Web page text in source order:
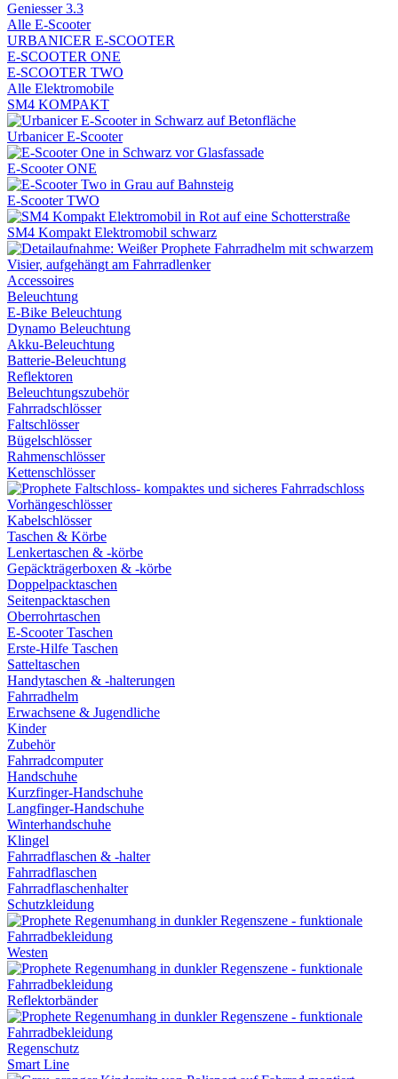
Geniesser 3.3
Alle E-Scooter
URBANICER E-SCOOTER
E-SCOOTER ONE
E-SCOOTER TWO
Alle Elektromobile
SM4 KOMPAKT
Urbanicer E-Scooter
E-Scooter ONE
E-Scooter TWO
SM4 Kompakt Elektromobil schwarz
Accessoires
Beleuchtung
E-Bike Beleuchtung
Dynamo Beleuchtung
Akku-Beleuchtung
Batterie-Beleuchtung
Reflektoren
Beleuchtungszubehör
Fahrradschlösser
Faltschlösser
Bügelschlösser
Rahmenschlösser
Kettenschlösser
Vorhängeschlösser
Kabelschlösser
Taschen & Körbe
Lenkertaschen & -körbe
Gepäckträgerboxen & -körbe
Doppelpacktaschen
Seitenpacktaschen
Oberrohrtaschen
E-Scooter Taschen
Erste-Hilfe Taschen
Satteltaschen
Handytaschen & -halterungen
Fahrradhelm
Erwachsene & Jugendliche
Kinder
Zubehör
Fahrradcomputer
Handschuhe
Kurzfinger-Handschuhe
Langfinger-Handschuhe
Winterhandschuhe
Klingel
Fahrradflaschen & -halter
Fahrradflaschen
Fahrradflaschenhalter
Schutzkleidung
Westen
Reflektorbänder
Regenschutz
Smart Line